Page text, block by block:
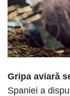
Gripa aviară
Spaniei a